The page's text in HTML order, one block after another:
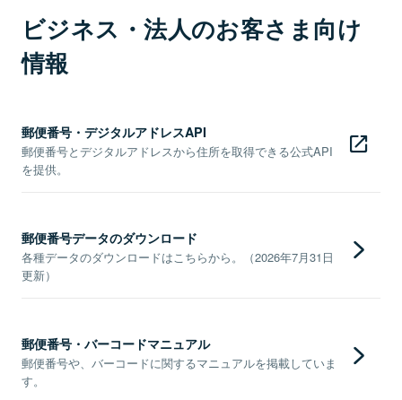
ビジネス・法人のお客さま向け
情報
郵便番号・デジタルアドレスAPI
郵便番号とデジタルアドレスから住所を取得できる公式API
を提供。
郵便番号データのダウンロード
各種データのダウンロードはこちらから。（2026年7月31日
更新）
郵便番号・バーコードマニュアル
郵便番号や、バーコードに関するマニュアルを掲載していま
す。